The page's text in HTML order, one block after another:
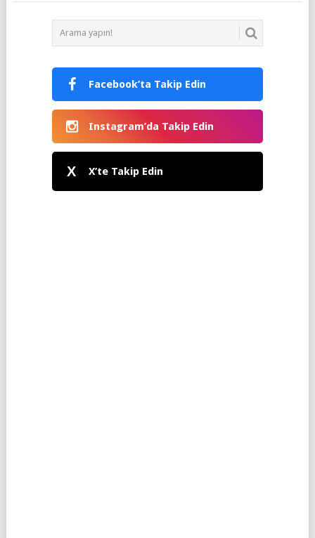
Facebook’ta Takip Edin
Instagram’da Takip Edin
X X’te Takip Edin